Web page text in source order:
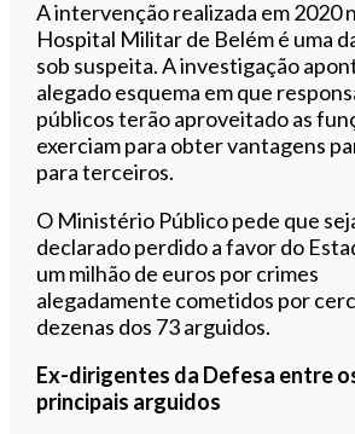
A intervenção realizada em 2020
Hospital Militar de Belém é uma
sob suspeita. A investigação
alegado esquema em que
públicos terão aproveitado as
exerciam para obter vantagens
para terceiros.
O Ministério Público pede que
declarado perdido a favor do
um milhão de euros por crimes
alegadamente cometidos por
dezenas dos 73 arguidos.
Ex-dirigentes da Defesa entre
principais arguidos